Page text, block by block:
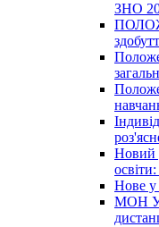
ЗНО
Новий
Нове у
МОН